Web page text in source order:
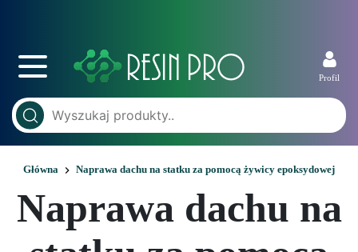
Profil
Główna Naprawa dachu na statku za pomocą żywicy epoksydowej
Naprawa dachu na